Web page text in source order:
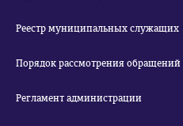
Реестр муниципальных служащих
Порядок рассмотрения обращений
Регламент администрации